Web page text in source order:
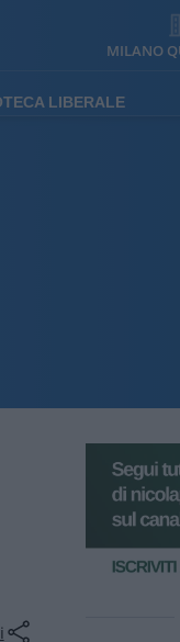
MILANO
LIBERALE